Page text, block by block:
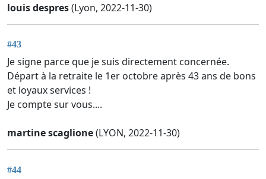
louis despres(Lyon, 2022-11-30)
#43
Je signe parce que je suis directement concernée.
Départ à la retraite le 1er octobre après 43 ans de bons
et loyaux services !
Je compte sur vous....
martine scaglione(LYON, 2022-11-30)
#44